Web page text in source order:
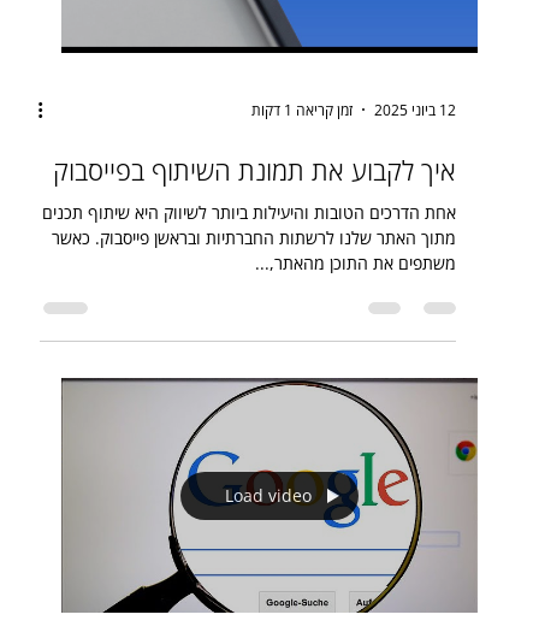
12 ביוני 2025 זמן קריאה 1 דקות
איך לקבוע את תמונת השיתוף בפייסבוק
אחת הדרכים הטובות והיעילות ביותר לשיווק היא שיתוף תכנים
מתוך האתר שלנו לרשתות החברתיות ובראשן פייסבוק. כאשר
משתפים את התוכן מהאתר,...
Load video